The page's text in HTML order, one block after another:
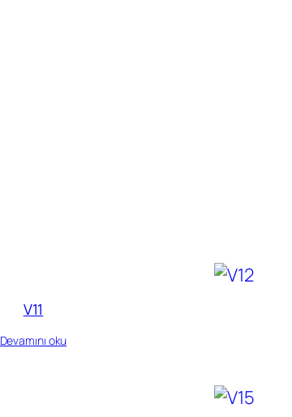
V11
Devamını oku